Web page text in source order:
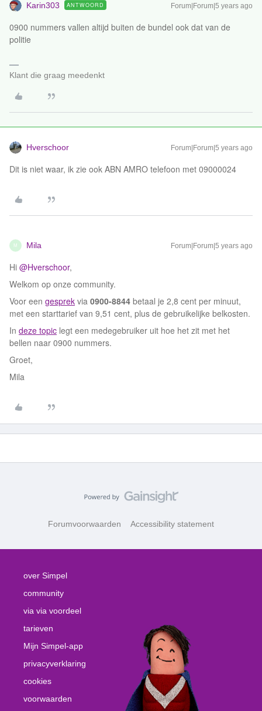
Karin303 ANTWOORD Forum|Forum|5 years ago
0900 nummers vallen altijd buiten de bundel ook dat van de
politie
Klant die graag meedenkt
Hverschoor Forum|Forum|5 years ago
Dit is niet waar, ik zie ook ABN AMRO telefoon met 09000024
M Mila Forum|Forum|5 years ago
Hi @Hverschoor,
Welkom op onze community.
Voor een gesprek via 0900-8844 betaal je 2,8 cent per minuut,
met een starttarief van 9,51 cent, plus de gebruikelijke belkosten.
In deze topic legt een medegebruiker uit hoe het zit met het
bellen naar 0900 nummers.
Groet,
Mila
Forumvoorwaarden Accessibility statement
over Simpel
community
via via voordeel
tarieven
Mijn Simpel-app
privacyverklaring
cookies
voorwaarden